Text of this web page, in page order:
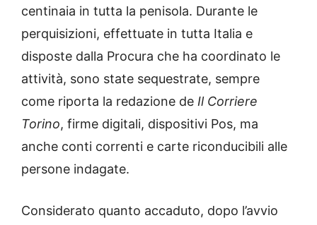
centinaia in tutta la penisola. Durante le
perquisizioni, effettuate in tutta Italia e
disposte dalla Procura che ha coordinato le
attività, sono state sequestrate, sempre
come riporta la redazione de Il Corriere
Torino, firme digitali, dispositivi Pos, ma
anche conti correnti e carte riconducibili alle
persone indagate.
Considerato quanto accaduto, dopo l’avvio